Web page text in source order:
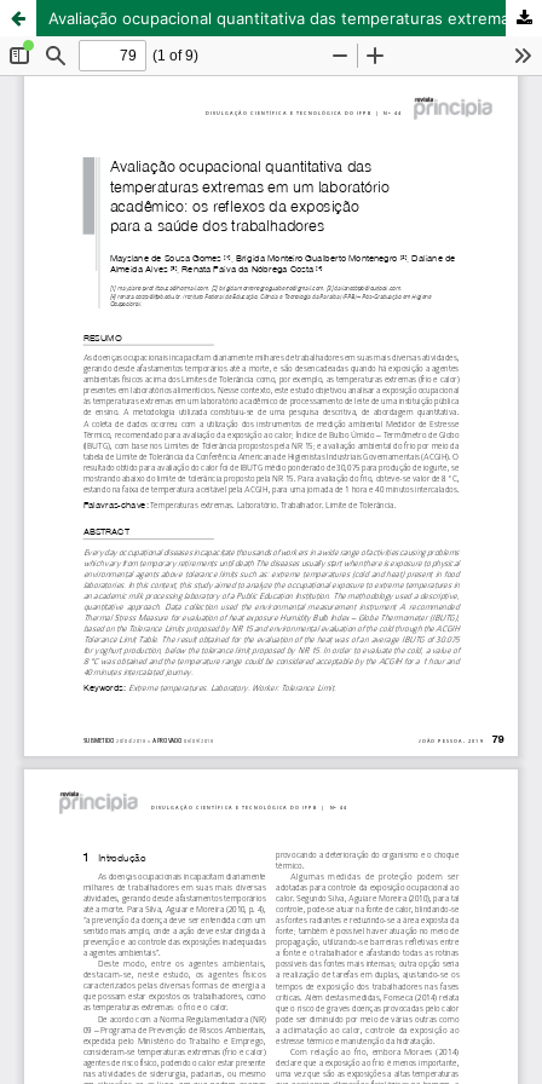
Avaliação ocupacional quantitativa das temperaturas extremas em um laboratório acadêmico: os reflexos da exposição para a saúde dos trabalhadores